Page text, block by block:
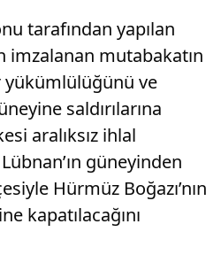
tarafından yapılan
imzalanan mutabakatın
yükümlülüğünü ve
saldırılarına
aralıksız ihlal
güneyinden
Hürmüz Boğazı’nın
kapatılacağını